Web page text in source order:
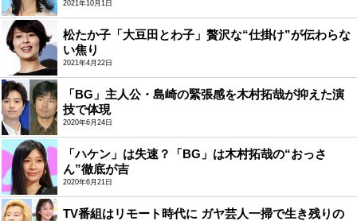
2021年10月1日
松たか子「大豆田とわ子」贅沢な“仕掛け”が伝わらな
い焦り
2021年4月22日
「BG」主人公・島崎の緊張感を木村拓哉が抑えた演
技で体現
2020年6月24日
「ハケン」は失速？「BG」は木村拓哉の“おっさ
ん”徹底が吉
2020年6月21日
TV番組はリモート時代に ガヤ芸人一掃で生き残りの